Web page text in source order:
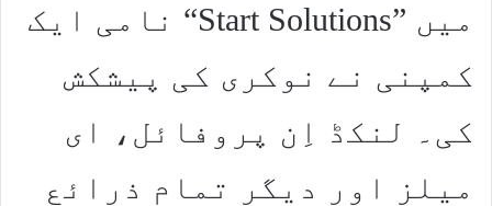
میں ”Start Solutions“ نامی ایک
کمپنی نے نوکری کی پیشکش
کی۔ لنکڈ اِن پروفائل، ای
میلز اور دیگر تمام ذرائع